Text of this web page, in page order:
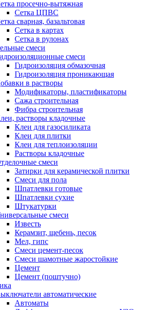
просечно-вытяжная
Сетка ЦПВС
сварная, базальтовая
Сетка в картах
Сетка в рулонах
смеси
смеси
Гидроизоляция обмазочная
Гидроизоляция проникающая
в растворы
Модификаторы, пластификаторы
Сажа строительная
Фибра строительная
растворы кладочные
Клеи для газосиликата
Клеи для плитки
Клеи для теплоизоляции
Растворы кладочные
смеси
Затирки для керамической плитки
Смеси для пола
Шпатлевки готовые
Шпатлевки сухие
Штукатурки
смеси
Известь
Керамзит, щебень, песок
Мел, гипс
Смеси цемент-песок
Смеси шамотные жаростойкие
Цемент
Цемент (поштучно)
автоматические
Автоматы